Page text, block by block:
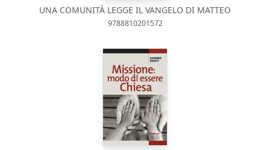
UNA COMUNITÀ LEGGE IL VANGELO DI MATTEO
9788810201572